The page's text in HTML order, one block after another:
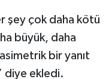
şey çok daha kötü
büyük, daha
bir yanıt
diye ekledi.